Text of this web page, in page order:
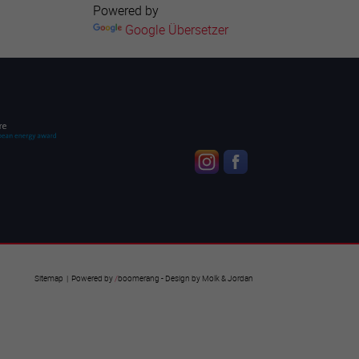
Powered by
Google Übersetzer
Sitemap | Powered by /boomerang - Design by Molk & Jordan